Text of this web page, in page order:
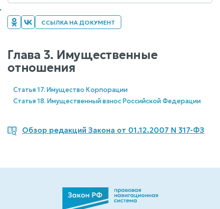
ССЫЛКА НА ДОКУМЕНТ
Глава 3. Имущественные
отношения
Статья 17. Имущество Корпорации
Статья 18. Имущественный взнос Российской Федерации
Обзор редакций Закона от 01.12.2007 N 317-ФЗ